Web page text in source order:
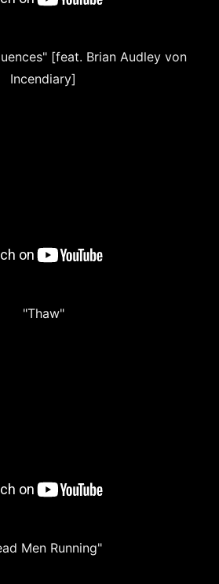
[feat. Brian Audley von
Incendiary]
"Thaw"
Men Running"